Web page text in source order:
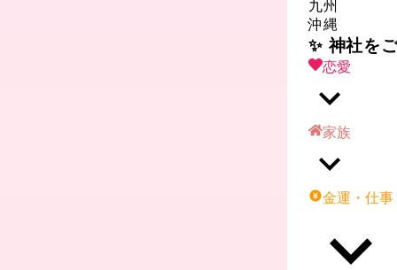
九州
沖縄
✨ 神社を
恋愛
家族
金運・仕事